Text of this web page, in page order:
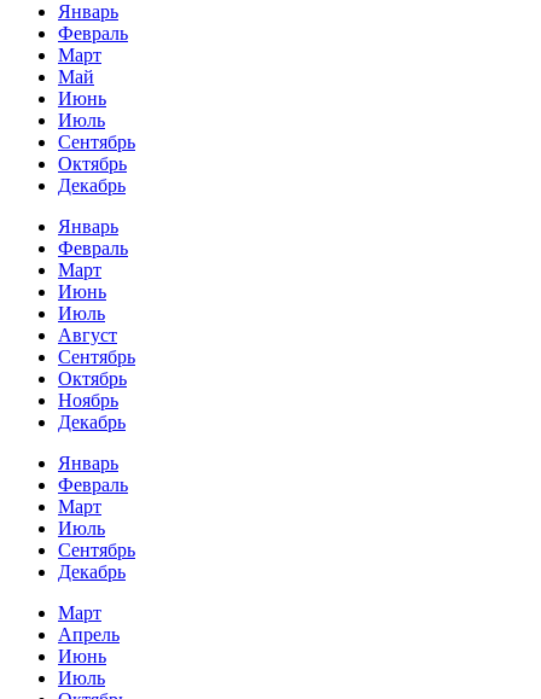
Январь
Февраль
Март
Май
Июнь
Июль
Сентябрь
Октябрь
Декабрь
Январь
Февраль
Март
Июнь
Июль
Август
Сентябрь
Октябрь
Ноябрь
Декабрь
Январь
Февраль
Март
Июль
Сентябрь
Декабрь
Март
Апрель
Июнь
Июль